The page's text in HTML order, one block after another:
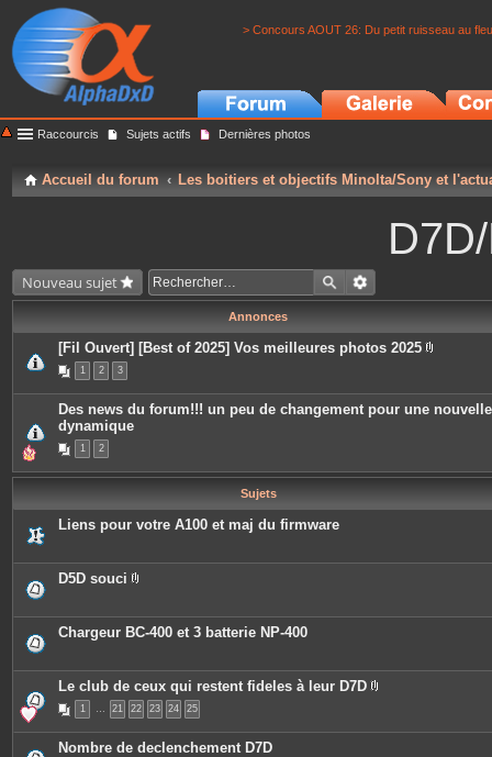
> Concours AOUT 26: Du petit ruisseau au
Raccourcis Sujets actifs Dernières photos
Accueil du forum Les boitiers et objectifs Minolta/Sony et
Nouveau sujet
Annonces
[Fil Ouvert] [Best of 2025] Vos meilleures photos 2025
c
e
n
1 2 3
Des news du forum!!! un peu de changement pour une nouvelle
dynamique
1 2
Sujets
Liens pour votre A100 et maj du firmware
D5D souci
è
c
j
o
i
n
t
e
s
Chargeur BC-400 et 3 batterie NP-400
Le club de ceux qui restent fideles à leur D7D
c
1 … 21 22 23 24 25
Nombre de declenchement D7D